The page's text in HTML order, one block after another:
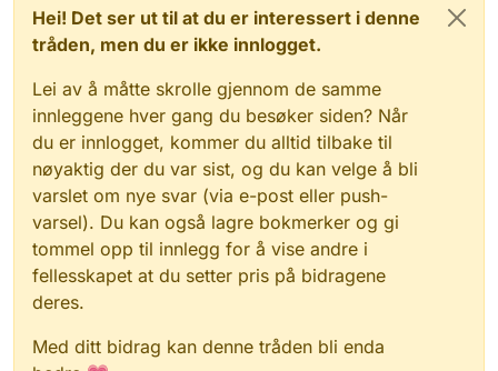
Hei! Det ser ut til at du er interessert i denne
tråden, men du er ikke innlogget.
Lei av å måtte skrolle gjennom de samme
innleggene hver gang du besøker siden? Når
du er innlogget, kommer du alltid tilbake til
nøyaktig der du var sist, og du kan velge å bli
varslet om nye svar (via e-post eller push-
varsel). Du kan også lagre bokmerker og gi
tommel opp til innlegg for å vise andre i
fellesskapet at du setter pris på bidragene
deres.
Med ditt bidrag kan denne tråden bli enda